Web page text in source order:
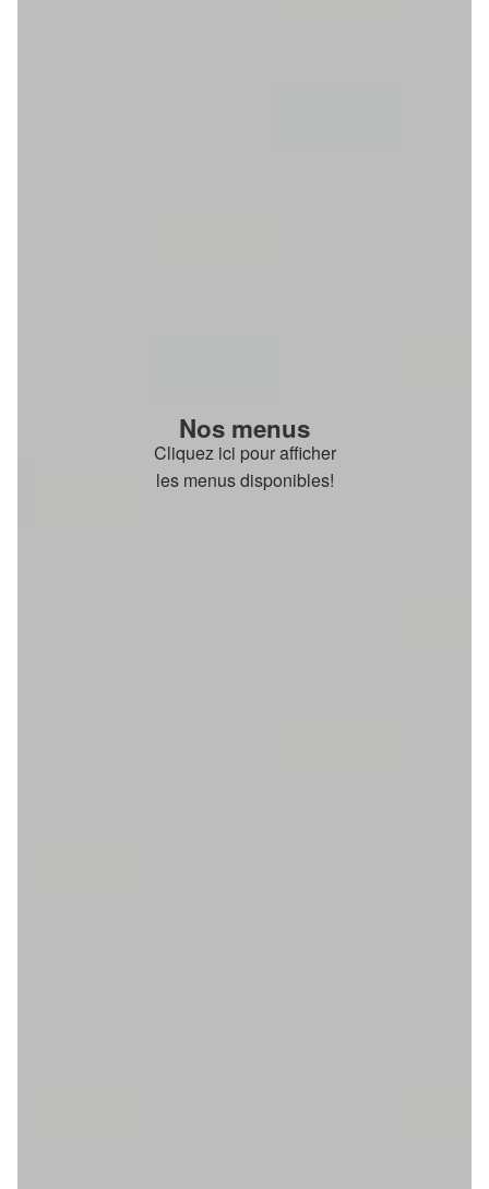
Nos menus
Cliquez ici pour afficher
les menus disponibles!